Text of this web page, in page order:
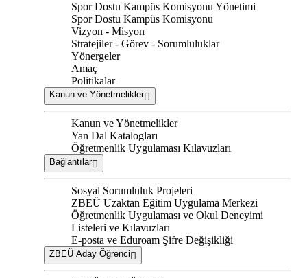
Spor Dostu Kampüs Komisyonu Yönetimi
Spor Dostu Kampüs Komisyonu
Vizyon - Misyon
Stratejiler - Görev - Sorumluluklar
Yönergeler
Amaç
Politikalar
Kanun ve Yönetmelikler
Kanun ve Yönetmelikler
Yan Dal Katalogları
Öğretmenlik Uygulaması Kılavuzları
Bağlantılar
Sosyal Sorumluluk Projeleri
ZBEÜ Uzaktan Eğitim Uygulama Merkezi
Öğretmenlik Uygulaması ve Okul Deneyimi
Listeleri ve Kılavuzları
E-posta ve Eduroam Şifre Değişikliği
ZBEÜ Aday Öğrenci